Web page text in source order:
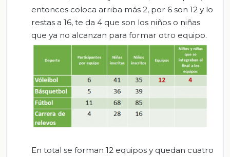
entonces coloca arriba más 2, por 6 son 12 y lo
restas a 16, te da 4 que son los niños o niñas
que ya no alcanzan para formar otro equipo.
En total se forman 12 equipos y quedan cuatro